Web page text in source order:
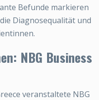
Befunde markieren
Diagnosequalität und
NBG Business
veranstaltete NBG